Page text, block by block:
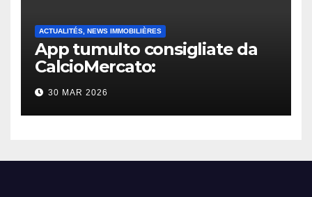
ACTUALITÉS, NEWS IMMOBILIÈRES
App tumulto consigliate da
CalcioMercato:
considerazione di gennaio
2026
30 MAR 2026